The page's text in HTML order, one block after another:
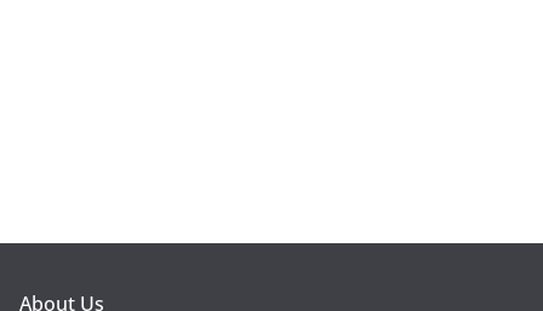
About Us